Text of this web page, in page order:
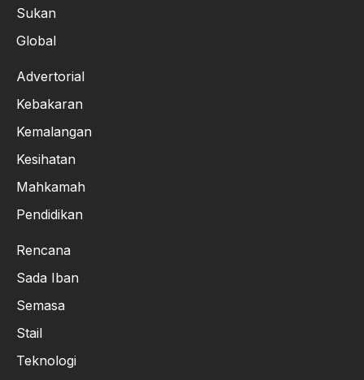
Sukan
Global
Advertorial
Kebakaran
Kemalangan
Kesihatan
Mahkamah
Pendidikan
Rencana
Sada Iban
Semasa
Stail
Teknologi